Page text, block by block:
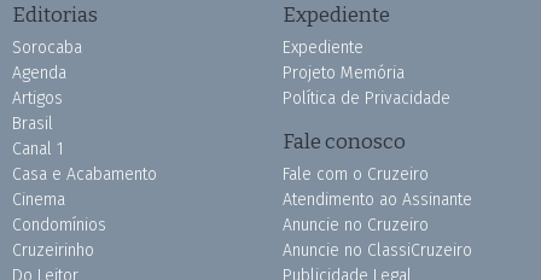
Editorias
Sorocaba
Agenda
Artigos
Brasil
Canal 1
Casa e Acabamento
Cinema
Condomínios
Cruzeirinho
Do Leitor
Expediente
Expediente
Projeto Memória
Política de Privacidade
Fale conosco
Fale com o Cruzeiro
Atendimento ao Assinante
Anuncie no Cruzeiro
Anuncie no ClassiCruzeiro
Publicidade Legal